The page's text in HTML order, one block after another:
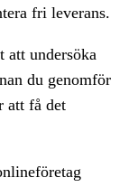
fri leverans.
att undersöka
du genomför
att få det